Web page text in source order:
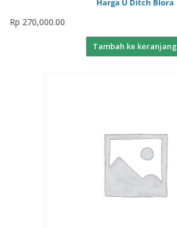
Harga U Ditch Blora
Rp 270,000.00
Tambah ke keranjang